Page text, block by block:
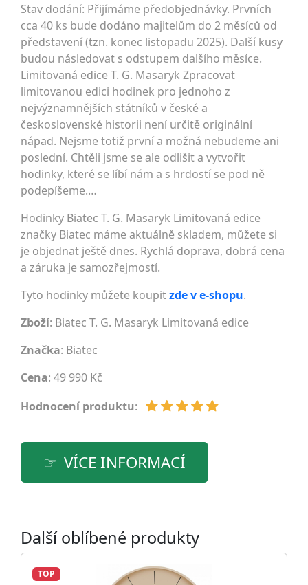
Stav dodání: Přijímáme předobjednávky. Prvních
cca 40 ks bude dodáno majitelům do 2 měsíců od
představení (tzn. konec listopadu 2025). Další kusy
budou následovat s odstupem dalšího měsíce.
Limitovaná edice T. G. Masaryk Zpracovat
limitovanou edici hodinek pro jednoho z
nejvýznamnějších státníků v české a
československé historii není určitě originální
nápad. Nejsme totiž první a možná nebudeme ani
poslední. Chtěli jsme se ale odlišit a vytvořit
hodinky, které se líbí nám a s hrdostí se pod ně
podepíšeme.…
Hodinky Biatec T. G. Masaryk Limitovaná edice
značky Biatec máme aktuálně skladem, můžete si
je objednat ještě dnes. Rychlá doprava, dobrá cena
a záruka je samozřejmostí.
Tyto hodinky můžete koupitzde v e-shopu.
Zboží: Biatec T. G. Masaryk Limitovaná edice
Značka: Biatec
Cena: 49 990 Kč
Hodnocení produktu:
VÍCE INFORMACÍ
Další oblíbené produkty
TOP